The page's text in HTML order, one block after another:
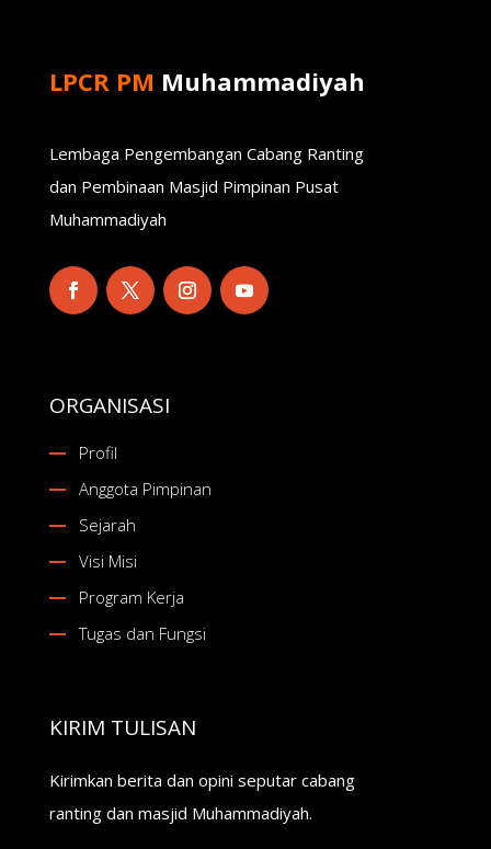
LPCR PM Muhammadiyah
Lembaga Pengembangan Cabang Ranting
dan Pembinaan Masjid Pimpinan Pusat
Muhammadiyah
ORGANISASI
Profil
Anggota Pimpinan
Sejarah
Visi Misi
Program Kerja
Tugas dan Fungsi
KIRIM TULISAN
Kirimkan berita dan opini seputar cabang
ranting dan masjid Muhammadiyah.